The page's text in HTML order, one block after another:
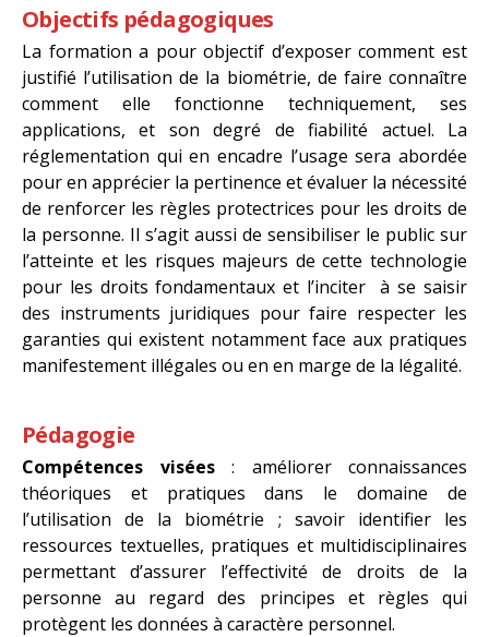
Objectifs pédagogiques
La formation a pour objectif d’exposer comment est
justifié l’utilisation de la biométrie, de faire connaître
comment elle fonctionne techniquement, ses
applications, et son degré de fiabilité actuel. La
réglementation qui en encadre l’usage sera abordée
pour en apprécier la pertinence et évaluer la nécessité
de renforcer les règles protectrices pour les droits de
la personne. Il s’agit aussi de sensibiliser le public sur
l’atteinte et les risques majeurs de cette technologie
pour les droits fondamentaux et l’inciter à se saisir
des instruments juridiques pour faire respecter les
garanties qui existent notamment face aux pratiques
manifestement illégales ou en en marge de la légalité.
Pédagogie
Compétences visées: améliorer connaissances
théoriques et pratiques dans le domaine de
l’utilisation de la biométrie ; savoir identifier les
ressources textuelles, pratiques et multidisciplinaires
permettant d’assurer l’effectivité de droits de la
personne au regard des principes et règles qui
protègent les données à caractère personnel.